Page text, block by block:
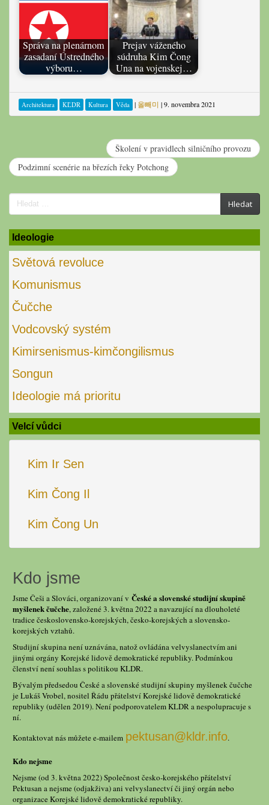
Správa na plenárnom
zasadaní Ústredného
výboru…
Prejav váženého
súdruha Kim Čong
Una na vojenskej…
Architektura KĽDR Kultura Věda | 올빼미 |9. novembra 2021
Školení v pravidlech silničního provozu
Podzimní scenérie na březích řeky Potchong
Search
for:
Hledat
Ideologie
Světová revoluce
Komunismus
Čučche
Vodcovský systém
Kimirsenismus-kimčongilismus
Songun
Ideologie má prioritu
Velcí vůdci
Kim Ir Sen
Kim Čong Il
Kim Čong Un
Kdo jsme
Jsme Češi a Slováci, organizovaní v České a slovenské studijní skupině
myšlenek čučche, založené 3. května 2022 a navazující na dlouholeté
tradice československo-korejských, česko-korejských a slovensko-
korejských vztahů.
Studijní skupina není uznávána, natož ovládána velvyslanectvím ani
jinými orgány Korejské lidově demokratické republiky. Podmínkou
členství není souhlas s politikou KLDR.
Bývalým předsedou České a slovenské studijní skupiny myšlenek čučche
je Lukáš Vrobel, nositel Řádu přátelství Korejské lidově demokratické
republiky (udělen 2019). Není podporovatelem KLDR a nespolupracuje s
ní.
Kontaktovat nás můžete e-mailem pektusan@kldr.info.
Kdo nejsme
Nejsme (od 3. května 2022) Společnost česko-korejského přátelství
Pektusan a nejsme (odjakživa) ani velvyslanectví či jiný orgán nebo
organizace Korejské lidově demokratické republiky.